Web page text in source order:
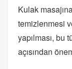
Kulak
temizlenmesi
yapılması, bu
açısından